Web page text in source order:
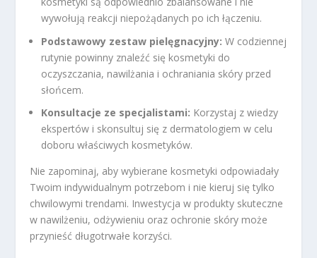
wywołują reakcji niepożądanych po ich łączeniu.
Podstawowy zestaw pielęgnacyjny: W codziennej
rutynie powinny znaleźć się kosmetyki do
oczyszczania, nawilżania i ochraniania skóry przed
słońcem.
Konsultacje ze specjalistami: Korzystaj z wiedzy
ekspertów i skonsultuj się z dermatologiem w celu
doboru właściwych kosmetyków.
Nie zapominaj, aby wybierane kosmetyki odpowiadały
Twoim indywidualnym potrzebom i nie kieruj się tylko
chwilowymi trendami. Inwestycja w produkty skuteczne
w nawilżeniu, odżywieniu oraz ochronie skóry może
przynieść długotrwałe korzyści.